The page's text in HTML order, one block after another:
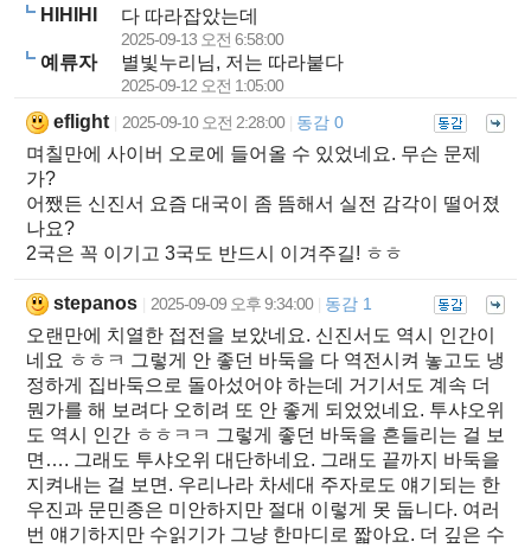
HIHIHI
다 따라잡았는데
2025-09-13 오전 6:58:00
예류자 별빛누리님, 저는 따라붙다
2025-09-12 오전 1:05:00
eflight 2025-09-10 오전 2:28:00 동감 0
며칠만에 사이버 오로에 들어올 수 있었네요. 무슨 문제
가?
어쨌든 신진서 요즘 대국이 좀 뜸해서 실전 감각이 떨어졌
나요?
2국은 꼭 이기고 3국도 반드시 이겨주길! ㅎㅎ
stepanos 2025-09-09 오후 9:34:00 동감 1
오랜만에 치열한 접전을 보았네요. 신진서도 역시 인간이
네요 ㅎㅎㅋ 그렇게 안 좋던 바둑을 다 역전시켜 놓고도 냉
정하게 집바둑으로 돌아섰어야 하는데 거기서도 계속 더
뭔가를 해 보려다 오히려 또 안 좋게 되었었네요. 투샤오위
도 역시 인간 ㅎㅎㅋㅋ 그렇게 좋던 바둑을 흔들리는 걸 보
면…. 그래도 투샤오위 대단하네요. 그래도 끝까지 바둑을
지켜내는 걸 보면. 우리나라 차세대 주자로도 얘기되는 한
우진과 문민종은 미안하지만 절대 이렇게 못 둡니다. 여러
번 얘기하지만 수읽기가 그냥 한마디로 짧아요. 더 깊은 수